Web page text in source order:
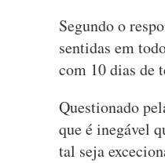
Segundo o
sentidas em
com 10 dias de
Questionado
que é inegável
tal seja